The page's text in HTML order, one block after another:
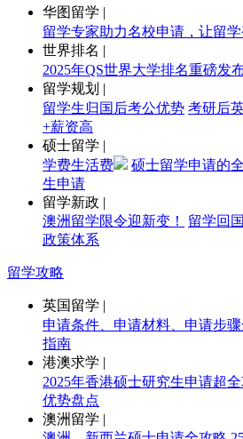
华图留学 |
留学专家助力名校申请，让留
世界排名 |
2025年QS世界大学排名重磅发布
留学规划 |
留学生归国后考公优势 考研后
+薪资高
硕士留学 |
学费生活费
硕士留学申请的
生申请
留学新政 |
澳洲留学限令迎新变！
留学回
政策体系
留学攻略
英国留学 |
申请条件、申请材料、申请步
指南
港澳求学 |
2025年香港硕士研究生申请超全
优势盘点
澳洲留学 |